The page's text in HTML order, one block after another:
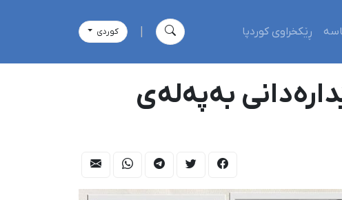
ڕێکخراوی کوردپا كوردی
لەسێدارەدانی بەپەلەی